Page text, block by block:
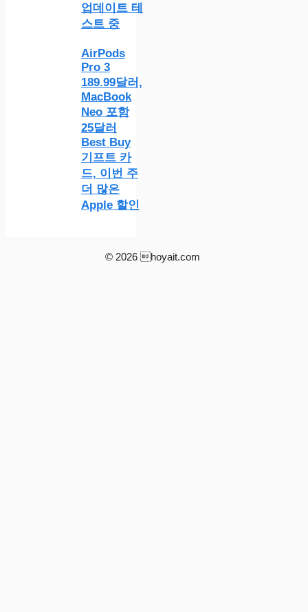
업데이트 테
스트 중
AirPods
Pro 3
189.99달러,
MacBook
Neo 포함
25달러
Best Buy
기프트 카
드, 이번 주
더 많은
Apple 할인
© 2026 hoyait.com